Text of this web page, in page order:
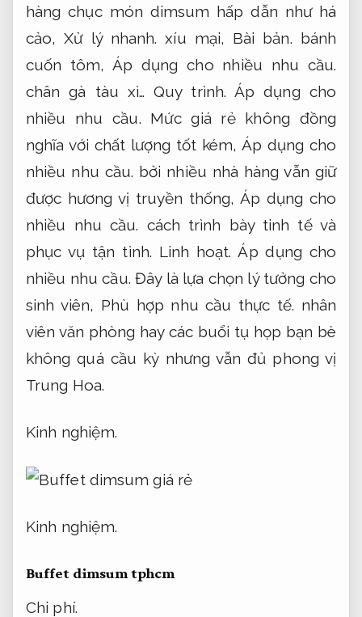
hàng chục món dimsum hấp dẫn như há
cảo,Xử lý nhanh. xíu mại, Bài bản. bánh
cuốn tôm,Áp dụng cho nhiều nhu cầu.
chân gà tàu xì…Quy trình. Áp dụng cho
nhiều nhu cầu. Mức giá rẻ không đồng
nghĩa với chất lượng tốt kém, Áp dụng cho
nhiều nhu cầu. bởi nhiều nhà hàng vẫn giữ
được hương vị truyền thống, Áp dụng cho
nhiều nhu cầu. cách trình bày tinh tế và
phục vụ tận tình. Linh hoạt. Áp dụng cho
nhiều nhu cầu. Đây là lựa chọn lý tưởng cho
sinh viên, Phù hợp nhu cầu thực tế. nhân
viên văn phòng hay các buổi tụ họp bạn bè
không quá cầu kỳ nhưng vẫn đủ phong vị
Trung Hoa.
Kinh nghiệm.
Kinh nghiệm.
Buffet dimsum tphcm
Chi phí.